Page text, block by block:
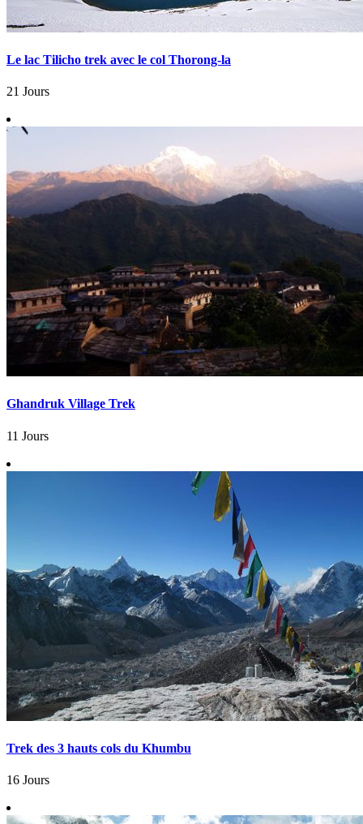
Le lac Tilicho trek avec le col Thorong-la
21 Jours
Ghandruk Village Trek
11 Jours
Trek des 3 hauts cols du Khumbu
16 Jours